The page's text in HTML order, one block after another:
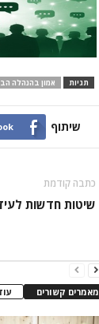
תגיות אמון בהנהלה
שיתוף
כתבה קודמת
שיטות חדשות
מאמרים קשורים